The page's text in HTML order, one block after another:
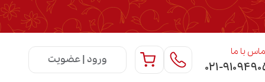
با ما
۹۱۰۹۴۹۰۵ ورود | عضویت